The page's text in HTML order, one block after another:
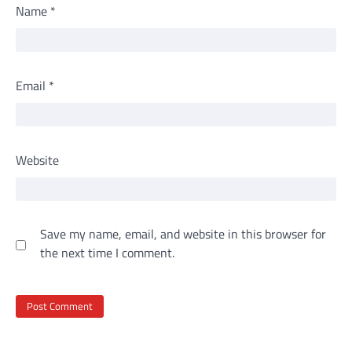
Name *
Email *
Website
Save my name, email, and website in this browser for
the next time I comment.